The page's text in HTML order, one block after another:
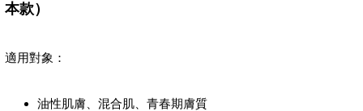
本款）
適用對象：
油性肌膚、混合肌、青春期膚質